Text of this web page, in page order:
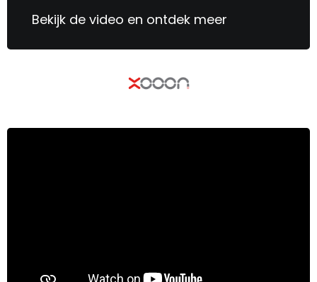
Bekijk de video en ontdek meer